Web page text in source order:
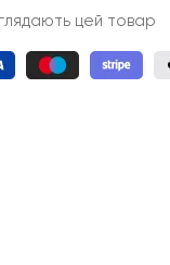
цей товар